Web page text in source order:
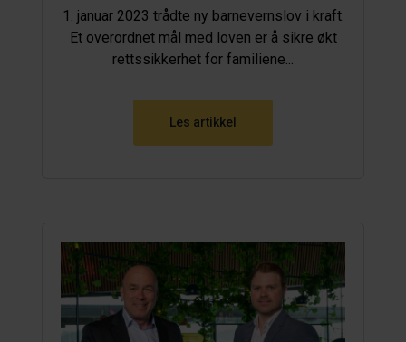
1. januar 2023 trådte ny barnevernslov i kraft.
Et overordnet mål med loven er å sikre økt
rettssikkerhet for familiene...
Les artikkel